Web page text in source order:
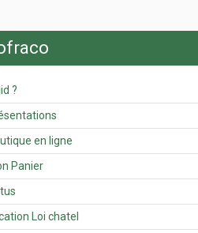
?
en ligne
Panier
Loi chatel